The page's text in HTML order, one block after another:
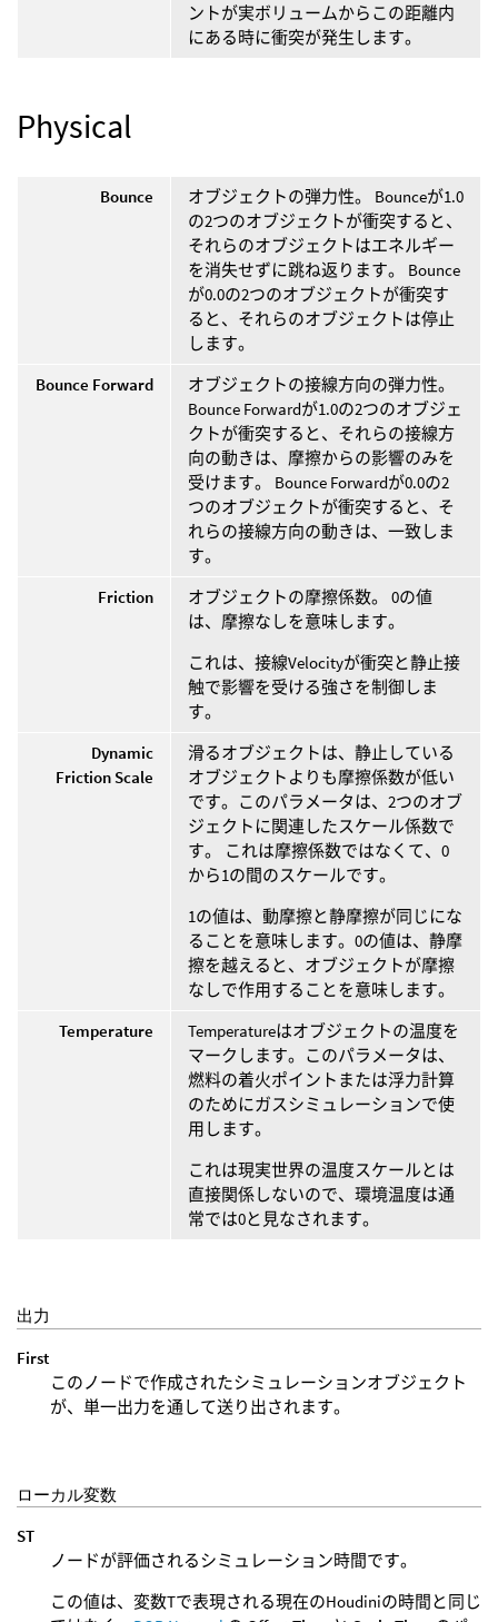
ントが実ボリュームからこの距離内
にある時に衝突が発生します。
Physical
Bounce
オブジェクトの弾力性。 Bounceが1.0
の2つのオブジェクトが衝突すると、
それらのオブジェクトはエネルギー
を消失せずに跳ね返ります。 Bounce
が0.0の2つのオブジェクトが衝突す
ると、それらのオブジェクトは停止
します。
Bounce Forward
オブジェクトの接線方向の弾力性。
Bounce Forwardが1.0の2つのオブジェ
クトが衝突すると、それらの接線方
向の動きは、摩擦からの影響のみを
受けます。 Bounce Forwardが0.0の2
つのオブジェクトが衝突すると、そ
れらの接線方向の動きは、一致しま
す。
Friction
オブジェクトの摩擦係数。 0の値
は、摩擦なしを意味します。
これは、接線Velocityが衝突と静止接
触で影響を受ける強さを制御しま
す。
Dynamic
Friction Scale
滑るオブジェクトは、静止している
オブジェクトよりも摩擦係数が低い
です。このパラメータは、2つのオブ
ジェクトに関連したスケール係数で
す。 これは摩擦係数ではなくて、0
から1の間のスケールです。
1の値は、動摩擦と静摩擦が同じにな
ることを意味します。0の値は、静摩
擦を越えると、オブジェクトが摩擦
なしで作用することを意味します。
Temperature
Temperatureはオブジェクトの温度を
マークします。このパラメータは、
燃料の着火ポイントまたは浮力計算
のためにガスシミュレーションで使
用します。
これは現実世界の温度スケールとは
直接関係しないので、環境温度は通
常では0と見なされます。
出力
First
このノードで作成されたシミュレーションオブジェクト
が、単一出力を通して送り出されます。
ローカル変数
ST
ノードが評価されるシミュレーション時間です。
この値は、変数Tで表現される現在のHoudiniの時間と同じ